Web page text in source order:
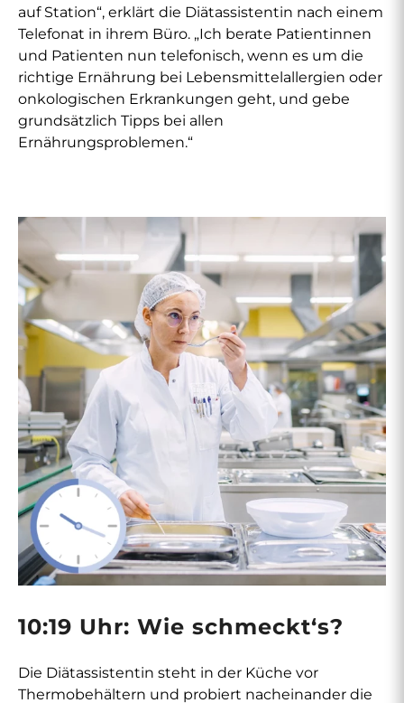
auf Station“, erklärt die Diätassistentin nach einem
Telefonat in ihrem Büro. „Ich berate Patientinnen
und Patienten nun telefonisch, wenn es um die
richtige Ernährung bei Lebensmittelallergien oder
onkologischen Erkrankungen geht, und gebe
grundsätzlich Tipps bei allen
Ernährungsproblemen.“
10:19 Uhr: Wie schmeckt‘s?
Die Diätassistentin steht in der Küche vor
Thermobehältern und probiert nacheinander die